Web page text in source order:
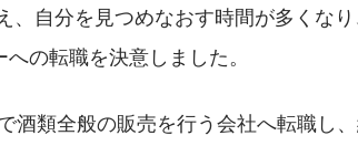
、自分を見つめなおす時間が多くな
の転職を決意しました。
酒類全般の販売を行う会社へ転職し